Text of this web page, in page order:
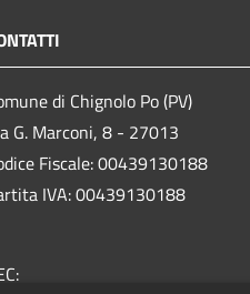
di Chignolo Po (PV)
G. Marconi, 8 - 27013
Fiscale: 00439130188
IVA: 00439130188